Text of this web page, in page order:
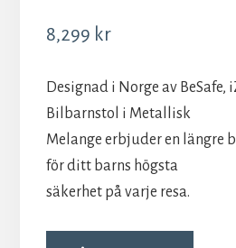
8,299 kr
Designad i Norge av BeSafe,
Bilbarnstol i Metallisk
Melange erbjuder en längre
för ditt barns högsta
säkerhet på varje resa.